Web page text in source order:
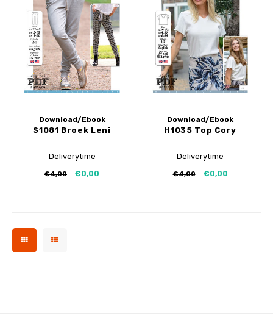
Download/Ebook
S1081 Broek Leni
Deliverytime
€4,00 €0,00
Download/Ebook
H1035 Top Cory
Deliverytime
€4,00 €0,00